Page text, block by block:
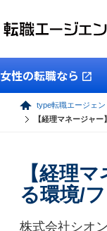
女性の転職なら
type転職エージェン
【経理マネージャ
【経理
る環境/
株式会社シオン